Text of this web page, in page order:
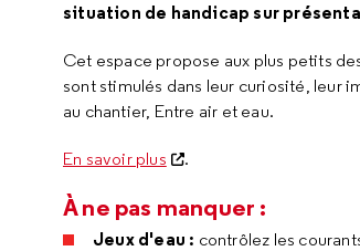
situation de handicap sur
Cet espace propose aux plus petits
sont stimulés dans leur curiosité, leur
au chantier, Entre air et eau.
En savoir plus .
À ne pas manquer :
Jeux d'eau : contrôlez les